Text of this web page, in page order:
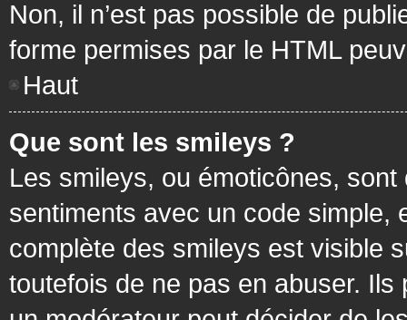
Non, il n’est pas possible de
forme permises par le HTML
Haut
Que sont les smileys ?
Les smileys, ou émoticônes,
sentiments avec un code simple,
complète des smileys est visible
toutefois de ne pas en abuser.